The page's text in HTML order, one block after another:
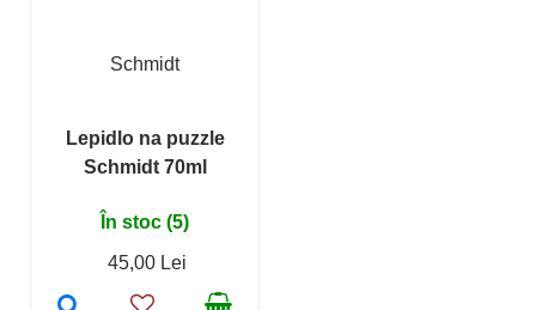
Schmidt
Lepidlo na puzzle
Schmidt 70ml
În stoc (5)
45,00 Lei